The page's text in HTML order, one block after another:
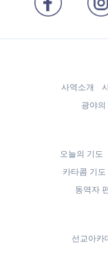
사역소개
광야
오늘의 기도
카타콤 기도
동역자
선교아카